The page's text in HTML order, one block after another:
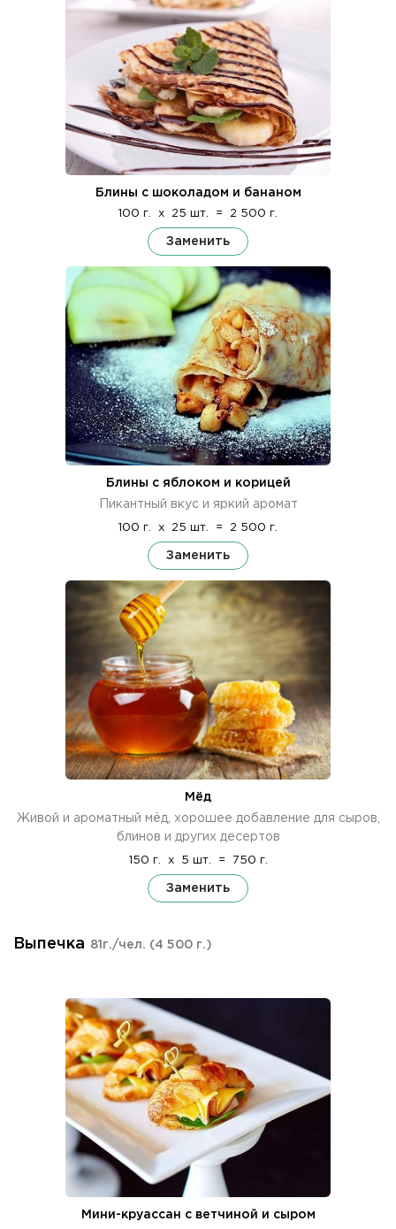
Блины с шоколадом и бананом
100 г. x 25 шт. = 2 500 г.
Заменить
Блины с яблоком и корицей
Пикантный вкус и яркий аромат
100 г. x 25 шт. = 2 500 г.
Заменить
Мёд
Живой и ароматный мёд, хорошее добавление для сыров,
блинов и других десертов
150 г. x 5 шт. = 750 г.
Заменить
Выпечка 81г./чел. (4 500 г.)
Мини-круассан с ветчиной и сыром